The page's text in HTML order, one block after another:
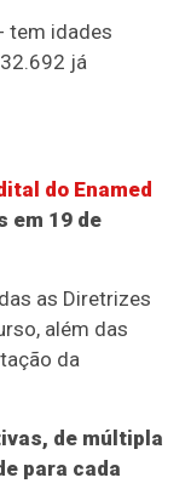
tem idades
já
do Enamed
em 19 de
as Diretrizes
além das
da
de múltipla
para cada